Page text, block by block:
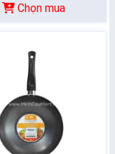
Chọn mua